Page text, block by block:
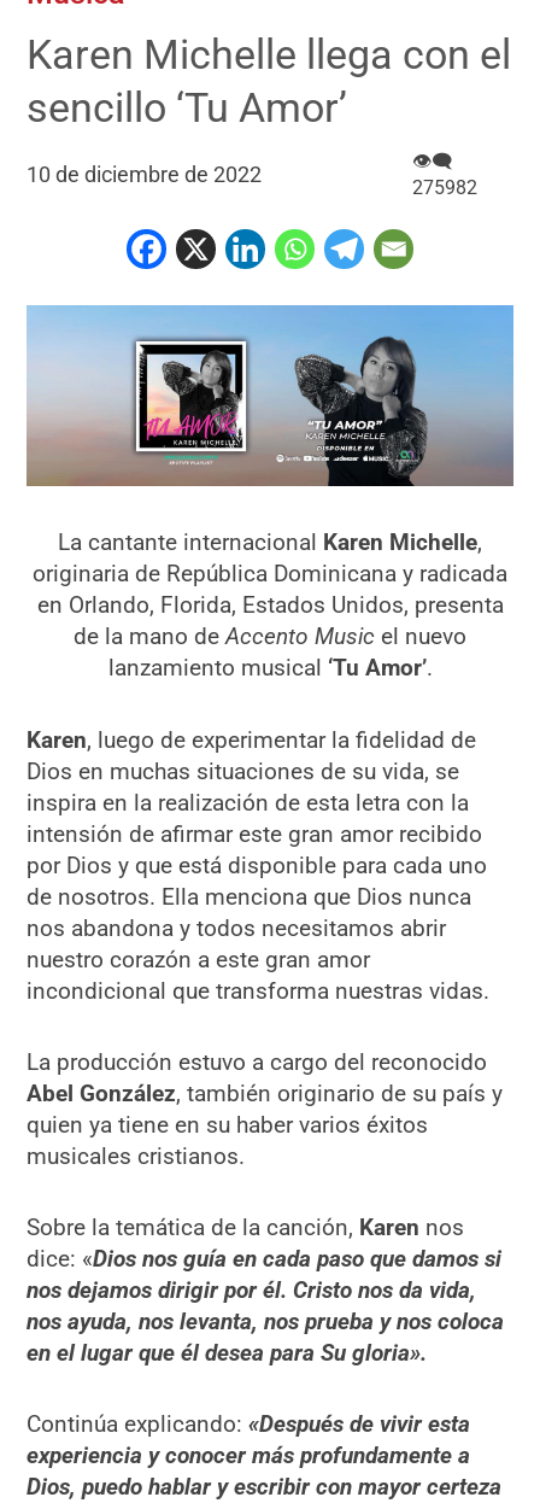
Karen Michelle llega con el
sencillo ‘Tu Amor’
10 de diciembre de 2022
👁‍🗨
275982
La cantante internacional Karen Michelle,
originaria de República Dominicana y radicada
en Orlando, Florida, Estados Unidos, presenta
de la mano deAccento Music el nuevo
lanzamiento musical ‘Tu Amor’.
Karen, luego de experimentar la fidelidad de
Dios en muchas situaciones de su vida, se
inspira en la realización de esta letra con la
intensión de afirmar este gran amor recibido
por Dios y que está disponible para cada uno
de nosotros. Ella menciona que Dios nunca
nos abandona y todos necesitamos abrir
nuestro corazón a este gran amor
incondicional que transforma nuestras vidas.
La producción estuvo a cargo del reconocido
Abel González, también originario de su país y
quien ya tiene en su haber varios éxitos
musicales cristianos.
Sobre la temática de la canción, Karen nos
dice: «Dios nos guía en cada paso que damos si
nos dejamos dirigir por él. Cristo nos da vida,
nos ayuda, nos levanta, nos prueba y nos coloca
en el lugar que él desea para Su gloria».
Continúa explicando:«Después de vivir esta
experiencia y conocer más profundamente a
Dios, puedo hablar y escribir con mayor certeza